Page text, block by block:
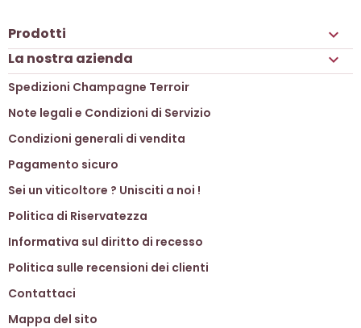
Prodotti 
La nostra azienda 
Spedizioni Champagne Terroir
Note legali e Condizioni di Servizio
Condizioni generali di vendita
Pagamento sicuro
Sei un viticoltore ? Unisciti a noi !
Politica di Riservatezza
Informativa sul diritto di recesso
Politica sulle recensioni dei clienti
Contattaci
Mappa del sito